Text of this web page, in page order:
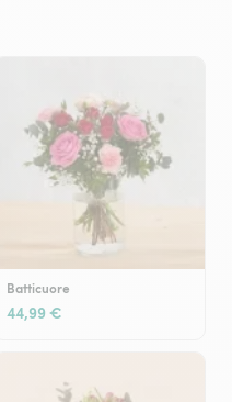
Batticuore
44,99 €